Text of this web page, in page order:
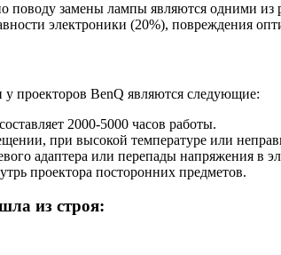
поводу замены лампы являются одними
электроники (20%), повреждения
проекторов BenQ являются следующие:
2000-5000 часов работы.
при высокой температуре или
адаптера или перепады напряжения в
проектора посторонних предметов.
из строя: